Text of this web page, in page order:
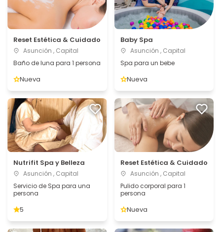
Reset Estética & Cuidado
Asunción , Capital
Baño de luna para 1 persona
Nueva
Baby Spa
Asunción , Capital
Spa para un bebe
Nueva
Nutrifit Spa y Belleza
Asunción , Capital
Servicio de Spa para una
persona
5
Reset Estética & Cuidado
Asunción , Capital
Pulido corporal para 1
persona
Nueva